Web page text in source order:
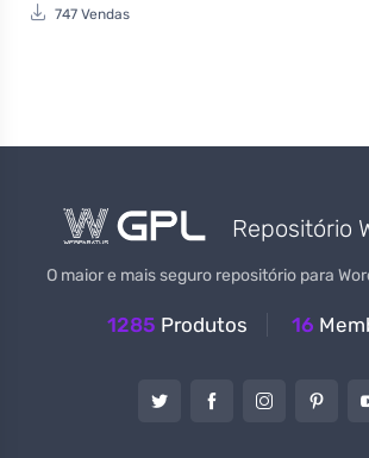
747 Vendas
Repositório
O maior e mais seguro repositório para
1285 Produtos 16